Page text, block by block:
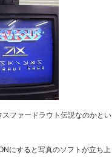
ファードラウト伝説なのかとい
にすると写真のソフトが立ち上